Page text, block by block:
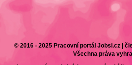
© 2016 - 2025 Pracovní portál Jobsi.cz |
Všechna práva